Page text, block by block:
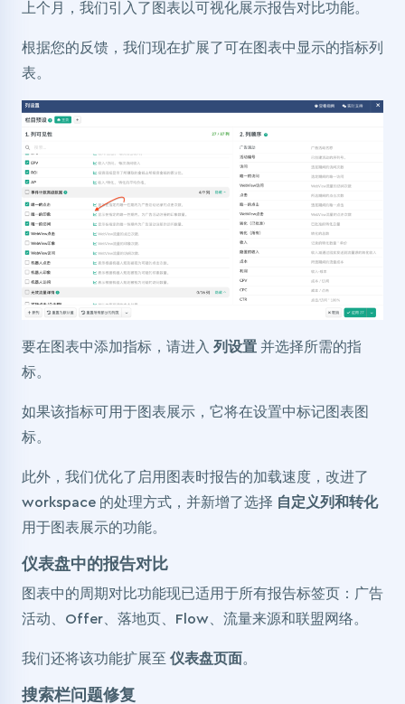
上个月，我们引入了图表以可视化展示报告对比功能。
根据您的反馈，我们现在扩展了可在图表中显示的指标列
表。
要在图表中添加指标，请进入 列设置 并选择所需的指
标。
如果该指标可用于图表展示，它将在设置中标记图表图
标。
此外，我们优化了启用图表时报告的加载速度，改进了
workspace 的处理方式，并新增了选择 自定义列和转化
用于图表展示的功能。
仪表盘中的报告对比
图表中的周期对比功能现已适用于所有报告标签页：广告
活动、Offer、落地页、Flow、流量来源和联盟网络。
我们还将该功能扩展至 仪表盘页面。
搜索栏问题修复